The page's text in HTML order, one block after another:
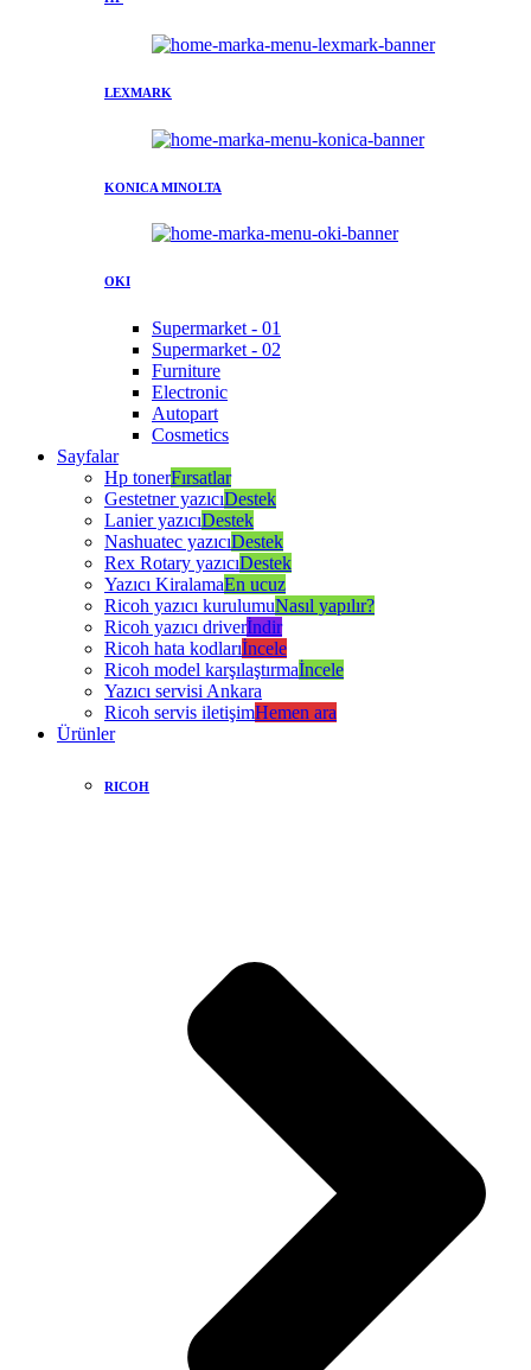
LEXMARK
KONICA MINOLTA
OKI
Supermarket - 01
Supermarket - 02
Furniture
Electronic
Autopart
Cosmetics
Sayfalar
Hp tonerFırsatlar
Gestetner yazıcıDestek
Lanier yazıcıDestek
Nashuatec yazıcıDestek
Rex Rotary yazıcıDestek
Yazıcı KiralamaEn ucuz
Ricoh yazıcı kurulumuNasıl yapılır?
Ricoh yazıcı driverİndir
Ricoh hata kodlarıİncele
Ricoh model karşılaştırmaİncele
Yazıcı servisi Ankara
Ricoh servis iletişimHemen ara
Ürünler
RICOH